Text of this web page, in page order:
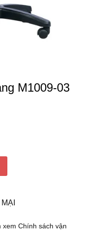
M1009-03
lượng
xem Chính sách vận